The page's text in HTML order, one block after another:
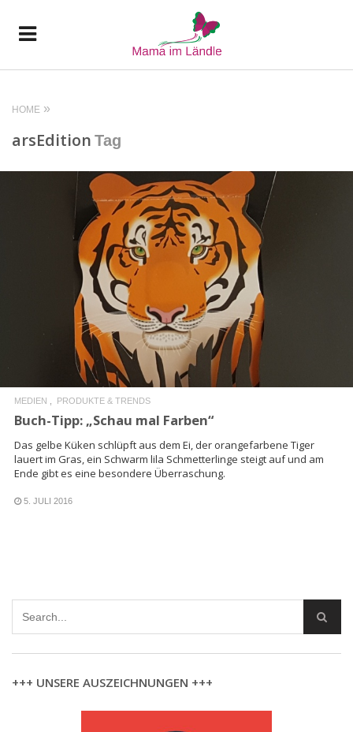
HOME
arsEdition Tag
READ MORE
MEDIEN PRODUKTE & TRENDS
Buch-Tipp: „Schau mal Farben“
Das gelbe Küken schlüpft aus dem Ei, der orangefarbene Tiger
lauert im Gras, ein Schwarm lila Schmetterlinge steigt auf und am
Ende gibt es eine besondere Überraschung.
5. JULI 2016
+++ UNSERE AUSZEICHNUNGEN +++